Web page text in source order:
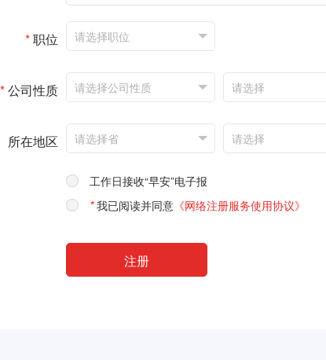
*职位
*公司性质
所在地区
工作日接收“早安”电子报
*我已阅读并同意 《网络注册服务使用协议》